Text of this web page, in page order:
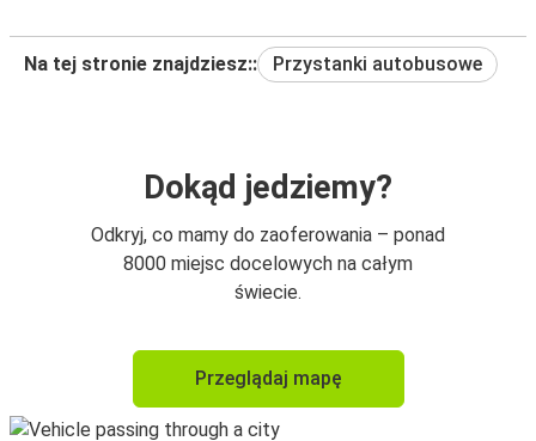
Na tej stronie znajdziesz:: Przystanki autobusowe
Dokąd jedziemy?
Odkryj, co mamy do zaoferowania – ponad
8000 miejsc docelowych na całym
świecie.
Przeglądaj mapę